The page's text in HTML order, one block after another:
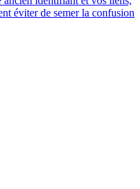
éviter de semer la confusion